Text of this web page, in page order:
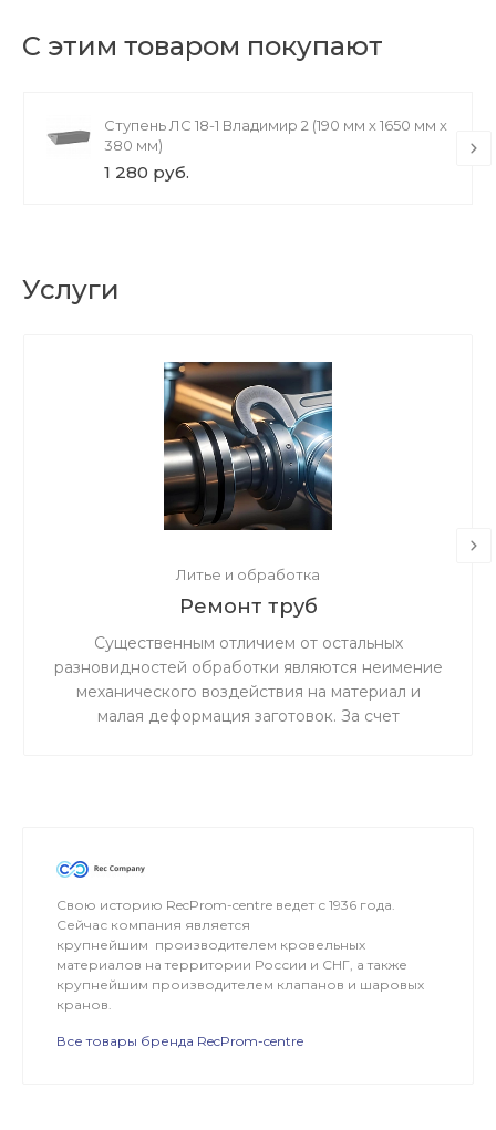
С этим товаром покупают
Ступень ЛС 18-1 Владимир 2 (190 мм х 1650 мм х
380 мм)
1 280 руб.
Услуги
Литье и обработка
Ремонт труб
Существенным отличием от остальных
разновидностей обработки являются неимение
механического воздействия на материал и
малая деформация заготовок. За счет
Свою историю RecProm-centre ведет с 1936 года.
Сейчас компания является
крупнейшим производителем кровельных
материалов на территории России и СНГ, а также
крупнейшим производителем клапанов и шаровых
кранов.
Все товары бренда RecProm-centre